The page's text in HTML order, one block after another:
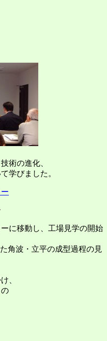
術の進化、
学びました。
に移動し、工場見学の開始
角波・立平の成型過程の見
、